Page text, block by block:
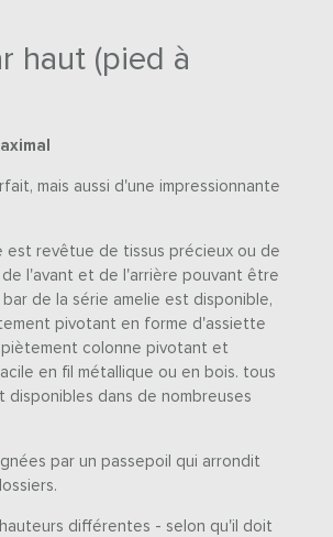
haut (pied à
mais aussi d'une impressionnante
est revêtue de tissus précieux ou de
l'avant et de l'arrière pouvant être
de la série amelie est disponible,
pivotant en forme d'assiette
colonne pivotant et
en fil métallique ou en bois. tous
dans de nombreuses
par un passepoil qui arrondit
différentes - selon qu'il doit